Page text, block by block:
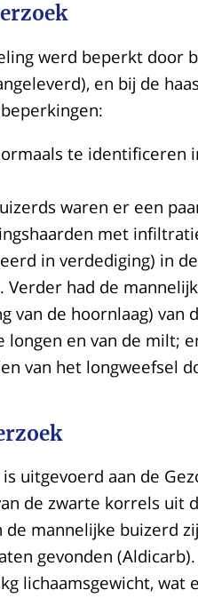
werd beperkt door
en bij de
te identificeren
waren er een
met
in verdediging) in
Verder had de
van de hoornlaag) van
longen en van de milt;
van het longweefsel
uitgevoerd aan de
de zwarte korrels uit
mannelijke buizerd
gevonden
lichaamsgewicht, wat